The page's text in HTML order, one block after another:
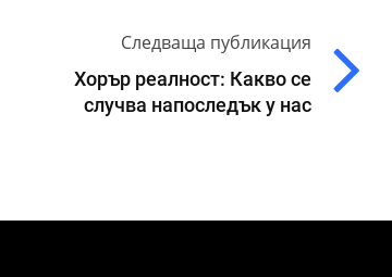
Следваща публикация
Хорър реалност: Какво се
случва напоследък у нас